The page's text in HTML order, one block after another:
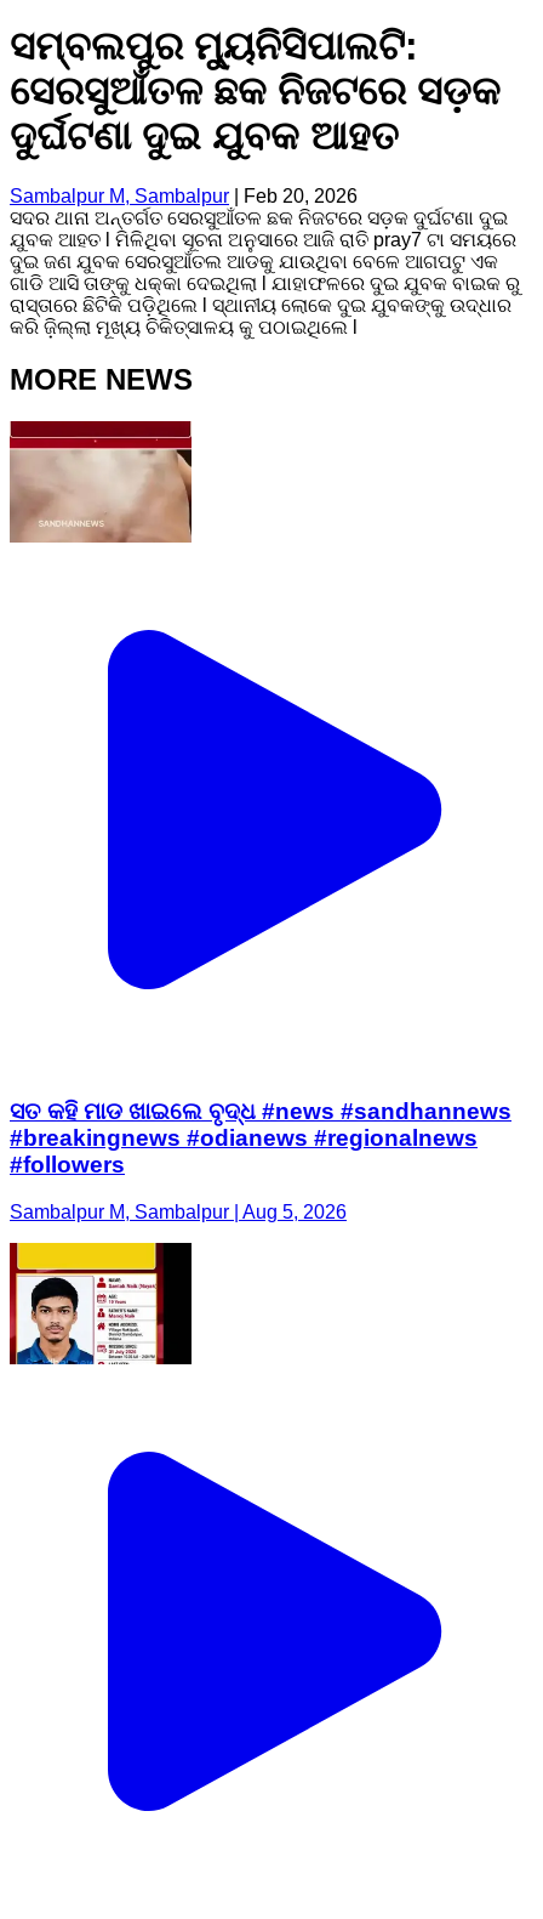
ସମ୍ବଲପୁର ମ୍ୟୁନିସିପାଲଟି:
ସେରସୁଆଁତଳ ଛକ ନିଜଟରେ ସଡ଼କ
ଦୁର୍ଘଟଣା ଦୁଇ ଯୁବକ ଆହତ
Sambalpur M, Sambalpur
Feb 20, 2026
ସଦର ଥାନା ଅନ୍ତର୍ଗତ ସେରସୁଆଁତଳ ଛକ ନିଜଟରେ ସଡ଼କ ଦୁର୍ଘଟଣା ଦୁଇ
ଯୁବକ ଆହତ l ମିଳିଥିବା ସୂଚନା ଅନୁସାରେ ଆଜି ରାତି pray7 ଟା ସମୟରେ
ଦୁଇ ଜଣ ଯୁବକ ସେରସୁଆଁତଲ ଆଡକୁ ଯାଉଥିବା ବେଳେ ଆଗପଟୁ ଏକ
ଗାଡି ଆସି ତାଙ୍କୁ ଧକ୍କା ଦେଇଥିଲା l ଯାହାଫଳରେ ଦୁଇ ଯୁବକ ବାଇକ ରୁ
ରାସ୍ତାରେ ଛିଟିକି ପଡ଼ିଥିଲେ l ସ୍ଥାନୀୟ ଲୋକେ ଦୁଇ ଯୁବକଙ୍କୁ ଉଦ୍ଧାର
କରି ଜ଼ିଲ୍ଲା ମୂଖ୍ୟ ଚିକିତ୍ସାଳୟ କୁ ପଠାଇଥିଲେ l
MORE NEWS
ସତ କହି ମାଡ ଖାଇଲେ ବୃଦ୍ଧ #news #sandhannews
#breakingnews #odianews #regionalnews
#followers
Sambalpur M, Sambalpur | Aug 5, 2026